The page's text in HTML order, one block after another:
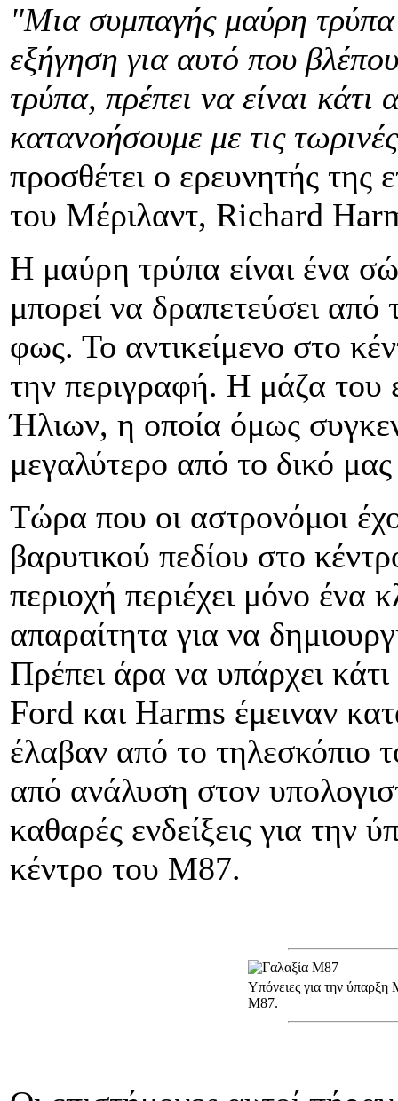
"Μια συμπαγής μαύρη τρύπα
εξήγηση για αυτό που
τρύπα, πρέπει να είναι
κατανοήσουμε με τις
προσθέτει ο ερευνητής της
του Μέριλαντ, Richard
Η μαύρη τρύπα είναι ένα
μπορεί να δραπετεύσει
φως. Το αντικείμενο στο
την περιγραφή. Η μάζα του
Ήλιων, η οποία όμως
μεγαλύτερο από το δικό
Τώρα που οι αστρονόμοι
βαρυτικού πεδίου στο
περιοχή περιέχει μόνο
απαραίτητα για να
Πρέπει άρα να υπάρχει
Ford και Harms έμειναν
έλαβαν από το
από ανάλυση στον
καθαρές ενδείξεις για την
κέντρο του Μ87.
Υπόνειες για την
Μ87.